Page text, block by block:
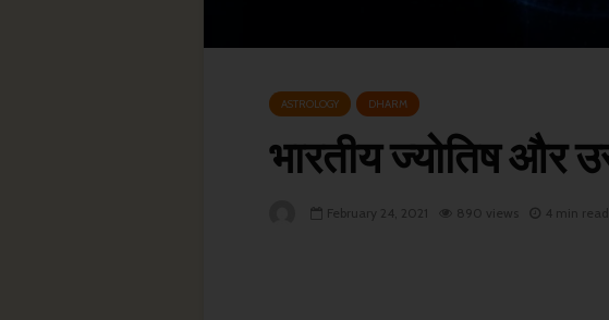
ASTROLOGY DHARM
भारतीय ज्योतिष और
February 24, 2021 890 views 4 min read